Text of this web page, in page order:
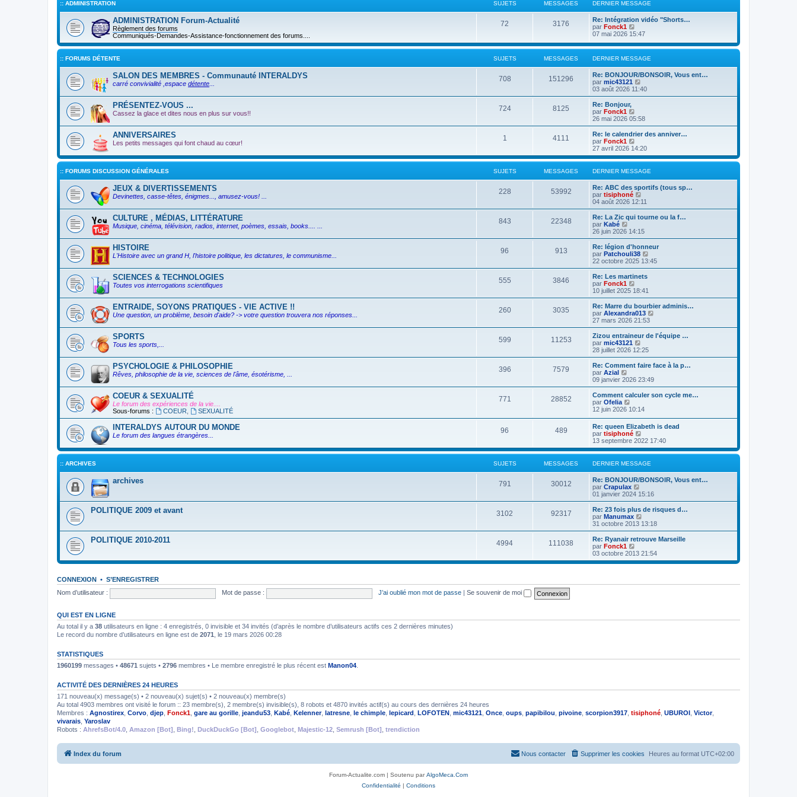
n
i
e
m
e
s
s
g
e
e
r
n
i
e
r
e
s
s
a
e
:: ADMINISTRATION SUJETS MESSAGES DERNIER MESSAGE
ADMINISTRATION Forum-Actualité
Règlement des forums
Communiqués-Demandes-Assistance-fonctionnement des forums....
72 3176
Re: Intégration vidéo "Shorts…
par Fonck1
o
r
e
d
e
r
n
i
m
e
s
a
g
e
07 mai 2026 15:47
:: FORUMS DÉTENTE SUJETS MESSAGES DERNIER MESSAGE
SALON DES MEMBRES - Communauté INTERALDYS
carré convivialité ,espace détente
708 151296
Re: BONJOUR/BONSOIR, Vous ent…
par mic43121
o
i
e
r
n
i
e
m
e
s
a
g
e
03 août 2026 11:40
PRÉSENTEZ-VOUS ...
Cassez la glace et dites nous en plus sur vous!!
724 8125
Re: Bonjour,
par Fonck1
o
i
r
e
e
r
n
i
e
r
m
e
s
a
g
e
26 mai 2026 05:58
ANNIVERSAIRES
Les petits messages qui font chaud au cœur!
1 4111
Re: le calendrier des anniver…
par Fonck1
o
i
r
l
e
r
n
i
e
m
e
s
s
a
g
e
27 avril 2026 14:20
:: FORUMS DISCUSSION GÉNÉRALES SUJETS MESSAGES DERNIER MESSAGE
JEUX & DIVERTISSEMENTS
Devinettes, casse-têtes, énigmes..., amusez-vous! ...
228 53992
Re: ABC des sportifs (tous sp…
par tisiphoné
o
i
r
e
r
n
i
r
e
s
s
a
g
e
04 août 2026 12:11
CULTURE , MÉDIAS, LITTÉRATURE
Musique, cinéma, télévision, radios, internet, poèmes, essais, books.... ...
843 22348
Re: La Zic qui tourne ou la f…
par Kabé
o
i
r
l
e
e
r
n
i
r
m
e
s
s
a
g
e
26 juin 2026 14:15
HISTOIRE
L'Histoire avec un grand H, l'histoire politique, les dictatures, le communisme...
96 913
Re: légion d'honneur
par Patchouli38
o
i
e
r
n
i
r
s
s
g
e
22 octobre 2025 13:45
SCIENCES & TECHNOLOGIES
Toutes vos interrogations scientifiques
555 3846
Re: Les martinets
par Fonck1
o
i
r
l
e
r
n
i
r
e
s
s
g
e
10 juillet 2025 18:41
ENTRAIDE, SOYONS PRATIQUES - VIE ACTIVE !!
Une question, un problème, besoin d'aide? -> votre question trouvera nos réponses...
260 3035
Re: Marre du bourbier adminis…
par Alexandra013
i
r
e
r
r
s
s
g
e
27 mars 2026 21:53
SPORTS
Tous les sports,...
599 11253
Zizou entraineur de l'équipe …
par mic43121
o
i
r
e
e
r
n
e
r
e
s
s
a
e
28 juillet 2026 12:25
PSYCHOLOGIE & PHILOSOPHIE
Rêves, philosophie de la vie, sciences de l'âme, ésotérisme, ...
396 7579
Re: Comment faire face à la p…
par Azial
o
i
r
l
e
r
n
i
e
r
m
e
s
s
a
g
e
09 janvier 2026 23:49
COEUR & SEXUALITÉ
Le forum des expériences de la vie....
Sous-forums :
COEUR SEXUALITÉ
771 28852
Comment calculer son cycle me…
par Ofelia
o
r
l
e
d
e
n
i
e
r
m
e
s
s
a
g
e
12 juin 2026 10:14
INTERALDYS AUTOUR DU MONDE
Le forum des langues étrangères...
96 489
Re: queen Elizabeth is dead
par tisiphoné
o
i
r
l
e
n
i
e
m
e
s
a
g
13 septembre 2022 17:40
:: ARCHIVES SUJETS MESSAGES DERNIER MESSAGE
archives 791 30012
Re: BONJOUR/BONSOIR, Vous ent…
par Crapulax
o
i
r
l
e
r
n
i
e
e
e
01 janvier 2024 15:16
POLITIQUE 2009 et avant 3102 92317
Re: 23 fois plus de risques d…
par Manumax
o
i
r
e
e
i
s
31 octobre 2013 13:18
POLITIQUE 2010-2011 4994 111038
Re: Ryanair retrouve Marseille
par Fonck1
o
i
s
03 octobre 2013 21:54
CONNEXION • S’ENREGISTRER
Nom d’utilisateur :
Mot de passe : J’ai oublié mon mot de passe Se souvenir de moi
QUI EST EN LIGNE
Au total il y a 38 utilisateurs en ligne : 4 enregistrés, 0 invisible et 34 invités (d’après le nombre d’utilisateurs actifs ces 2 dernières minutes)
Le record du nombre d’utilisateurs en ligne est de 2071 , le 19 mars 2026 00:28
STATISTIQUES
1960199 messages • 48671 sujets • 2796 membres • Le membre enregistré le plus récent est Manon04
ACTIVITÉ DES DERNIÈRES 24 HEURES
171 nouveau(x) message(s) • 2 nouveau(x) sujet(s) • 2 nouveau(x) membre(s)
Au total 4903 membres ont visité le forum :: 23 membre(s), 2 membre(s) invisible(s), 8 robots et 4870 invités actif(s) au cours des dernières 24 heures
Membres : Agnostirex Corvo djep Fonck1 gare au gorille jeandu53 Kabé Kelenner, latresne le chimple lepicard LOFOTEN mic43121 Once oups papibilou pivoine scorpion3917 tisiphoné UBUROI Victor,
vivarais Yaroslav
Robots : AhrefsBot/4.0 Amazon [Bot] Bing! DuckDuckGo [Bot] Googlebot Majestic-12 Semrush [Bot] trendiction
Index du forum Heures au format UTC+02:00
Supprimer les cookies
Nous contacter
Forum-Actualite.com | Soutenu parAlgoMeca.Com
Confidentialité | Conditions